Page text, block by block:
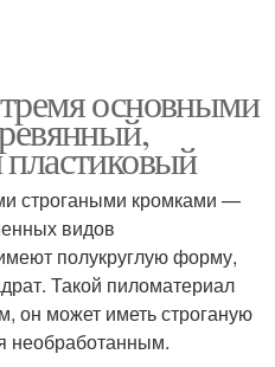
основными
строгаными кромками —
видов
полукруглую форму,
Такой пиломатериал
он может иметь строганую
необработанным.